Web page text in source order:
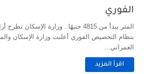
الفوري
المتر يبدأ من 4815 جنيهًا.. وزارة
بنظام التخصيص الفوري أعلنت وزارة الإسكان
العمراني...
اقرأ المزيد